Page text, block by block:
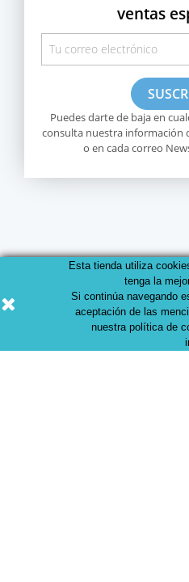
ventas
Puedes darte de baja en
consulta nuestra información
o en cada correo
Nuestra
Esta tienda utiliza
tenga la
Si continúa navegando
aceptación de las
nuestra política de